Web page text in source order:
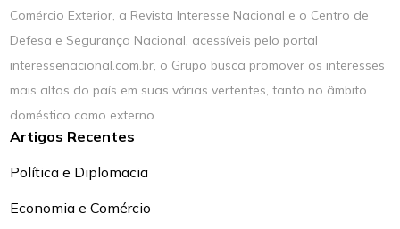
Comércio Exterior, a Revista Interesse Nacional e o Centro de
Defesa e Segurança Nacional, acessíveis pelo portal
interessenacional.com.br, o Grupo busca promover os interesses
mais altos do país em suas várias vertentes, tanto no âmbito
doméstico como externo.
Artigos Recentes
Política e Diplomacia
Economia e Comércio